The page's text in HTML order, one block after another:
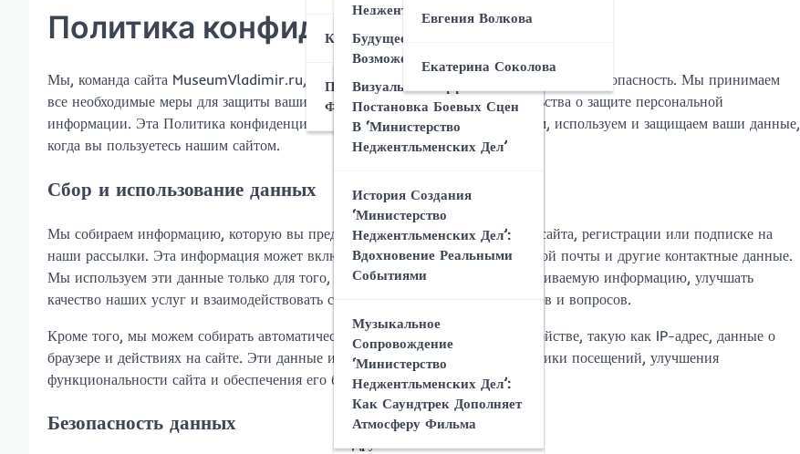
Неджентльменских Дел’:
Кто Противостоит
Главным Героям
Анализ Сюжета
‘Министерство
Неджентльменских Дел’:
Что Делает Фильм
Шпионского Боевика
Роль Генри Кавилла В
‘Министерство
Образ Агента
Критика И Восприятие
Будущее Франшизы:
Возможен Ли Сиквел
‘Министерства
Неджентльменских Дел’
Влияние ‘Министерство
На Восприятие Секретных
Операций Второй
Мировой Войны
Реакция Критиков И
‘Министерство
Неджентльменских Дел’:
Обзор Отзывов
Сравнение ‘Министерство
Неджентльменских Дел’ С
Производство И Создание
Фильма
Визуальные Эффекты И
Постановка Боевых Сцен
В ‘Министерство
Неджентльменских Дел’
История Создания
‘Министерство
Неджентльменских Дел’:
Вдохновение Реальными
Событиями
Музыкальное
Сопровождение
‘Министерство
Неджентльменских Дел’:
Как Саундтрек Дополняет
Атмосферу Фильма
Евгения Волкова
Екатерина Соколова
Политика конфиденциальности
Мы, команда сайта MuseumVladimir.ru, высоко ценим вашу конфиденциальность и безопасность. Мы принимаем
все необходимые меры для защиты ваших данных и соблюдения законодательства о защите персональной
информации. Эта Политика конфиденциальности объясняет, как мы собираем, используем и защищаем ваши данные,
когда вы пользуетесь нашим сайтом.
Сбор и использование данных
Мы собираем информацию, которую вы предоставляете нам при посещении сайта, регистрации или подписке на
наши рассылки. Эта информация может включать ваше имя, адрес электронной почты и другие контактные данные.
Мы используем эти данные только для того, чтобы предоставлять вам запрашиваемую информацию, улучшать
качество наших услуг и взаимодействовать с вами по поводу ваших интересов и вопросов.
Кроме того, мы можем собирать автоматическую информацию о вашем устройстве, такую как IP-адрес, данные о
браузере и действиях на сайте. Эти данные используются для анализа статистики посещений, улучшения
функциональности сайта и обеспечения его безопасности.
Безопасность данных